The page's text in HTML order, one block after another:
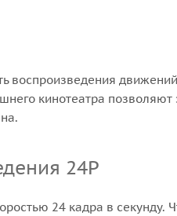
воспроизведения
кинотеатра
24P
24 кадра в